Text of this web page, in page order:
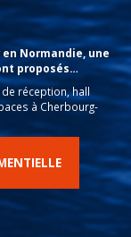
Normandie, une
proposés…
réception, hall
à Cherbourg-